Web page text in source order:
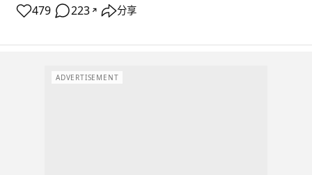
479 223 ↗ 分享
ADVERTISEMENT